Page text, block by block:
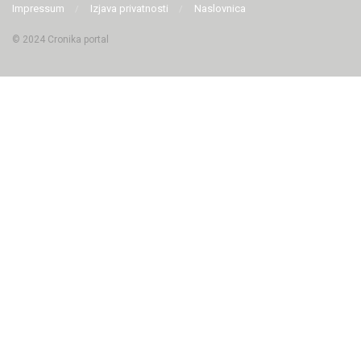
Impressum Izjava privatnosti Naslovnica
© 2024 Cronika portal